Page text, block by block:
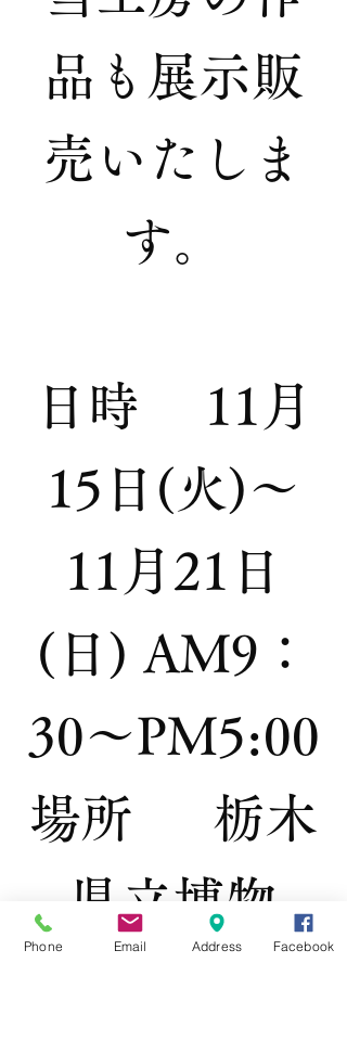
品も展示販
売いたしま
す。
日時 11月
15日(火)～
11月21日
(日) AM9：
30～PM5:00
場所 栃木
県立博物
Phone Email Address Facebook